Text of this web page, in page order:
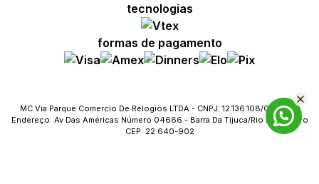
tecnologias
formas de pagamento
MC Via Parque Comercio De Relogios LTDA - CNPJ: 12.136.108/0023-09
Endereço: Av Das Américas Número 04666 - Barra Da Tijuca/Rio De Janeiro
CEP: 22.640-902